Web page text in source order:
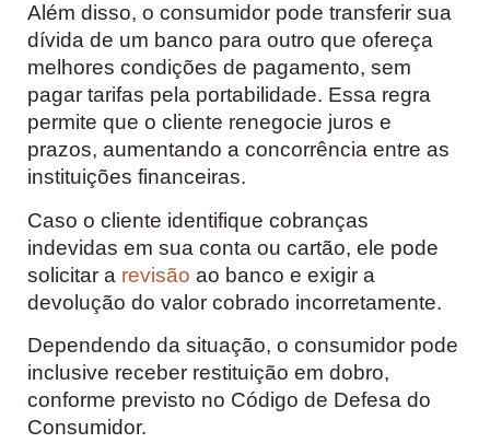
Além disso, o consumidor pode transferir sua
dívida de um banco para outro que ofereça
melhores condições de pagamento, sem
pagar tarifas pela portabilidade. Essa regra
permite que o cliente renegocie juros e
prazos, aumentando a concorrência entre as
instituições financeiras.
Caso o cliente identifique cobranças
indevidas em sua conta ou cartão, ele pode
solicitar a revisão ao banco e exigir a
devolução do valor cobrado incorretamente.
Dependendo da situação, o consumidor pode
inclusive receber restituição em dobro,
conforme previsto no Código de Defesa do
Consumidor.